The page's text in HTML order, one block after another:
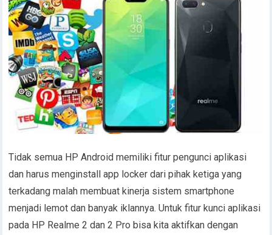
Tidak semua HP Android memiliki fitur pengunci aplikasi
dan harus menginstall app locker dari pihak ketiga yang
terkadang malah membuat kinerja sistem smartphone
menjadi lemot dan banyak iklannya. Untuk fitur kunci aplikasi
pada HP Realme 2 dan 2 Pro bisa kita aktifkan dengan